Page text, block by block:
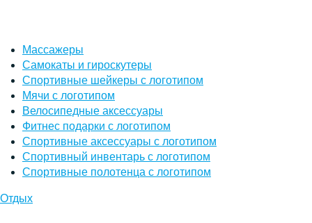
Массажеры
Самокаты и гироскутеры
Спортивные шейкеры с логотипом
Мячи с логотипом
Велосипедные аксессуары
Фитнес подарки с логотипом
Спортивные аксессуары с логотипом
Спортивный инвентарь с логотипом
Спортивные полотенца с логотипом
Отдых